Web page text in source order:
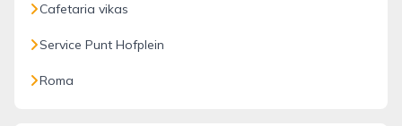
Cafetaria vikas
Service Punt Hofplein
Roma